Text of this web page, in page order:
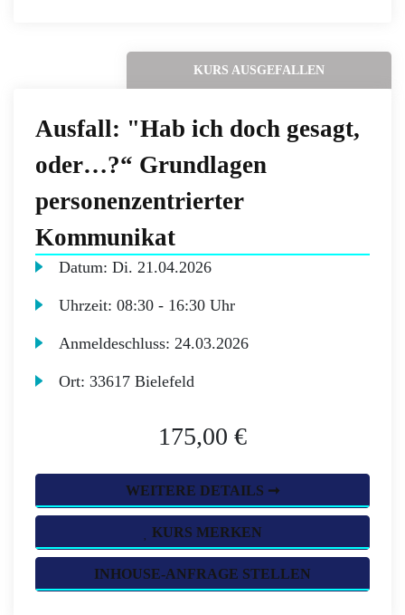
KURS AUSGEFALLEN
Ausfall: "Hab ich doch gesagt,
oder…?“ Grundlagen
personenzentrierter
Kommunikat
Datum:Di. 21.04.2026
Uhrzeit:08:30 - 16:30 Uhr
Anmeldeschluss:24.03.2026
Ort:33617 Bielefeld
175,00 €
WEITERE DETAILS ➞
KURS MERKEN
INHOUSE-ANFRAGE STELLEN